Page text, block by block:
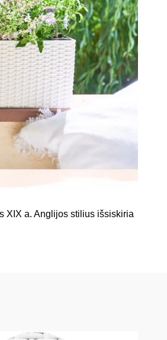
XIX a. Anglijos stilius išsiskiria